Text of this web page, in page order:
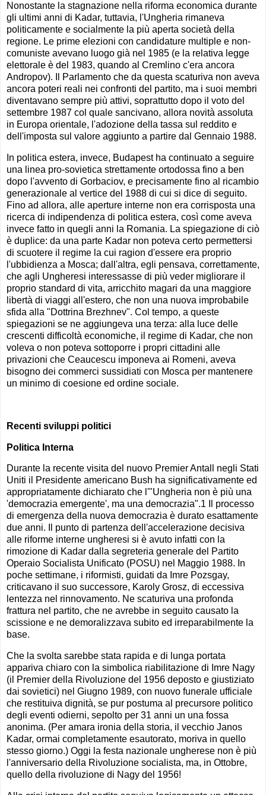
Nonostante la stagnazione nella riforma economica durante
gli ultimi anni di Kadar, tuttavia, l'Ungheria rimaneva
politicamente e socialmente la più aperta società della
regione. Le prime elezioni con candidature multiple e non-
comuniste avevano luogo già nel 1985 (e la relativa legge
elettorale è del 1983, quando al Cremlino c'era ancora
Andropov). Il Parlamento che da questa scaturiva non aveva
ancora poteri reali nei confronti del partito, ma i suoi membri
diventavano sempre più attivi, soprattutto dopo il voto del
settembre 1987 col quale sancivano, allora novità assoluta
in Europa orientale, l'adozione della tassa sul reddito e
dell'imposta sul valore aggiunto a partire dal Gennaio 1988.
In politica estera, invece, Budapest ha continuato a seguire
una linea pro-sovietica strettamente ortodossa fino a ben
dopo l'avvento di Gorbaciov, e precisamente fino al ricambio
generazionale al vertice del 1988 di cui si dice di seguito.
Fino ad allora, alle aperture interne non era corrisposta una
ricerca di indipendenza di politica estera, così come aveva
invece fatto in quegli anni la Romania. La spiegazione di ciò
è duplice: da una parte Kadar non poteva certo permettersi
di scuotere il regime la cui ragion d'essere era proprio
l'ubbidienza a Mosca; dall'altra, egli pensava, correttamente,
che agli Ungheresi interessasse di più veder migliorare il
proprio standard di vita, arricchito magari da una maggiore
libertà di viaggi all'estero, che non una nuova improbabile
sfida alla "Dottrina Brezhnev". Col tempo, a queste
spiegazioni se ne aggiungeva una terza: alla luce delle
crescenti difficoltà economiche, il regime di Kadar, che non
voleva o non poteva sottoporre i propri cittadini alle
privazioni che Ceaucescu imponeva ai Romeni, aveva
bisogno dei commerci sussidiati con Mosca per mantenere
un minimo di coesione ed ordine sociale.
Recenti sviluppi politici
Politica Interna
Durante la recente visita del nuovo Premier Antall negli Stati
Uniti il Presidente americano Bush ha significativamente ed
appropriatamente dichiarato che l'"Ungheria non è più una
'democrazia emergente', ma una democrazia".1 Il processo
di emergenza della nuova democrazia è durato esattamente
due anni. Il punto di partenza dell'accelerazione decisiva
alle riforme interne ungheresi si è avuto infatti con la
rimozione di Kadar dalla segreteria generale del Partito
Operaio Socialista Unificato (POSU) nel Maggio 1988. In
poche settimane, i riformisti, guidati da Imre Pozsgay,
criticavano il suo successore, Karoly Grosz, di eccessiva
lentezza nel rinnovamento. Ne scaturiva una profonda
frattura nel partito, che ne avrebbe in seguito causato la
scissione e ne demoralizzava subito ed irreparabilmente la
base.
Che la svolta sarebbe stata rapida e di lunga portata
appariva chiaro con la simbolica riabilitazione di Imre Nagy
(il Premier della Rivoluzione del 1956 deposto e giustiziato
dai sovietici) nel Giugno 1989, con nuovo funerale ufficiale
che restituiva dignità, se pur postuma al precursore politico
degli eventi odierni, sepolto per 31 anni un una fossa
anonima. (Per amara ironia della storia, il vecchio Janos
Kadar, ormai completamente esautorato, moriva in quello
stesso giorno.) Oggi la festa nazionale ungherese non è più
l'anniversario della Rivoluzione socialista, ma, in Ottobre,
quello della rivoluzione di Nagy del 1956!